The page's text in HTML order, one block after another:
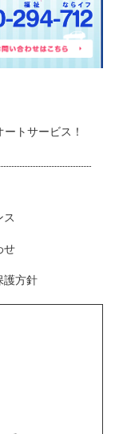
トサービス！
ス
せ
護方針